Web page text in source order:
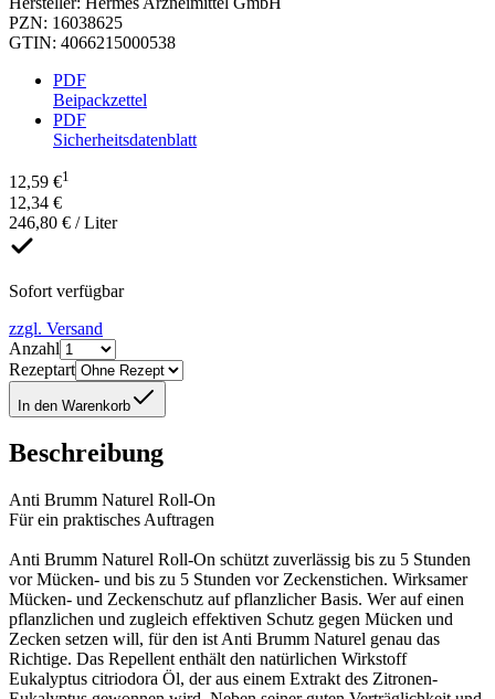
PZN: 16038625
GTIN: 4066215000538
PDF
Beipackzettel
PDF
Sicherheitsdatenblatt
12,59 €1
12,34 €
246,80 € / Liter
Sofort verfügbar
zzgl. Versand
Anzahl
Rezeptart
In den Warenkorb
Beschreibung
Anti Brumm Naturel Roll-On
Für ein praktisches Auftragen
Anti Brumm Naturel Roll-On schützt zuverlässig bis zu 5 Stunden
vor Mücken- und bis zu 5 Stunden vor Zeckenstichen. Wirksamer
Mücken- und Zeckenschutz auf pflanzlicher Basis. Wer auf einen
pflanzlichen und zugleich effektiven Schutz gegen Mücken und
Zecken setzen will, für den ist Anti Brumm Naturel genau das
Richtige. Das Repellent enthält den natürlichen Wirkstoff
Eukalyptus citriodora Öl, der aus einem Extrakt des Zitronen-